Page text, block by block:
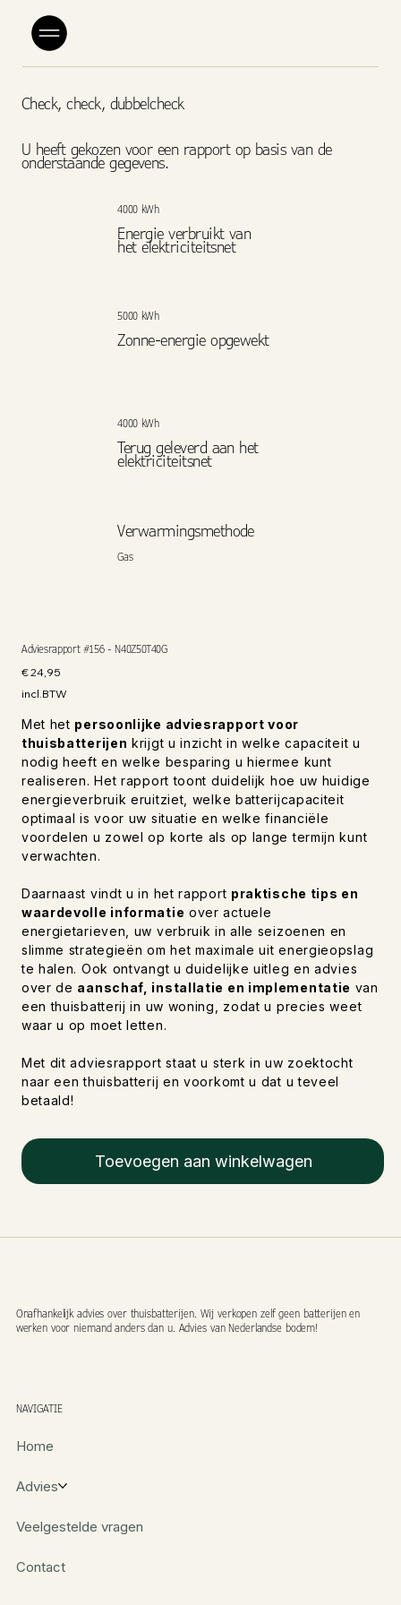
Check, check, dubbelcheck
U heeft gekozen voor een rapport op basis van de
onderstaande gegevens.
4000 kWh
Energie verbruikt van
het elektriciteitsnet
5000 kWh
Zonne-energie opgewekt
4000 kWh
Terug geleverd aan het
elektriciteitsnet
Gas
Verwarmingsmethode
Adviesrapport #156 - N40Z50T40G
Prijs
€ 24,95
incl.BTW
Met het persoonlijke adviesrapport voor
thuisbatterijen krijgt u inzicht in welke capaciteit u
nodig heeft en welke besparing u hiermee kunt
realiseren. Het rapport toont duidelijk hoe uw huidige
energieverbruik eruitziet, welke batterijcapaciteit
optimaal is voor uw situatie en welke financiële
voordelen u zowel op korte als op lange termijn kunt
verwachten.
Daarnaast vindt u in het rapport praktische tips en
waardevolle informatie over actuele
energietarieven, uw verbruik in alle seizoenen en
slimme strategieën om het maximale uit energieopslag
te halen. Ook ontvangt u duidelijke uitleg en advies
over de aanschaf, installatie en implementatie van
een thuisbatterij in uw woning, zodat u precies weet
waar u op moet letten.
Met dit adviesrapport staat u sterk in uw zoektocht
naar een thuisbatterij en voorkomt u dat u teveel
betaald!
Toevoegen aan winkelwagen
NAVIGATIE
Onafhankelijk advies over thuisbatterijen. Wij verkopen zelf geen batterijen en
werken voor niemand anders dan u. Advies van Nederlandse bodem!
Home
Advies
Veelgestelde vragen
Contact